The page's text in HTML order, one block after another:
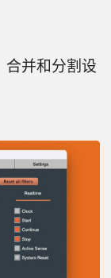
合并和分割设